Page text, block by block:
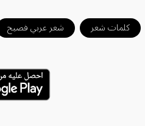
كلمات شعر شعر عربي فصيح